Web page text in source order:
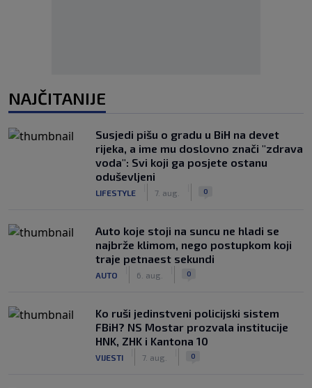
NAJČITANIJE
Susjedi pišu o gradu u BiH na devet
rijeka, a ime mu doslovno znači "zdrava
voda": Svi koji ga posjete ostanu
oduševljeni
LIFESTYLE 7. aug. 0
Auto koje stoji na suncu ne hladi se
najbrže klimom, nego postupkom koji
traje petnaest sekundi
AUTO 6. aug. 0
Ko ruši jedinstveni policijski sistem
FBiH? NS Mostar prozvala institucije
HNK, ZHK i Kantona 10
VIJESTI 7. aug. 0